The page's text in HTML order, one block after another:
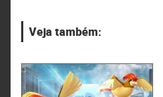
Veja também: